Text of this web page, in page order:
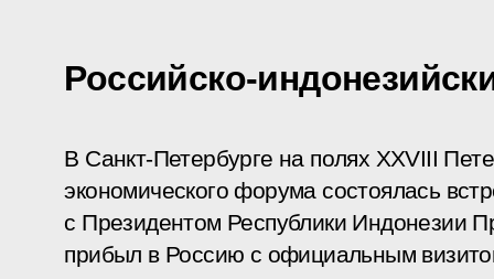
Российско-
В Санкт-Петербурге на полях XXVIII
экономического форума состоялась
с Президентом Республики Индонезии
прибыл в Россию с официальным